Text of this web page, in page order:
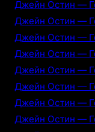
Джейн Остин —
Джейн Остин —
Джейн Остин —
Джейн Остин —
Джейн Остин —
Джейн Остин —
Джейн Остин —
Джейн Остин —